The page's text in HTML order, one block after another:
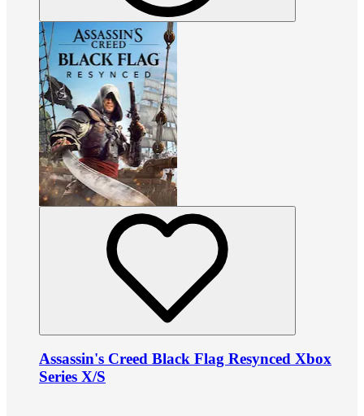
Assassin's Creed Black Flag Resynced Xbox
Series X/S